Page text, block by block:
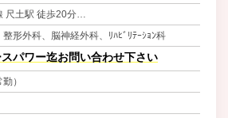
尺土駅 徒歩20分
和新庄駅 徒歩23分
貴線 近鉄五位堂駅より送迎バス有
形外科、脳神経外科、ﾘﾊﾋﾞﾘﾃｰｼｮﾝ科
パワー迄お問い合わせ下さい
）